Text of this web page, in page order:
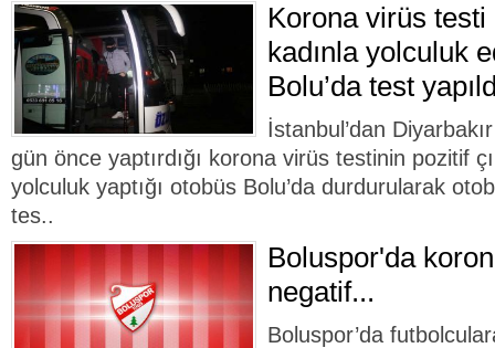
Korona virüs testi
kadınla yolculuk
Bolu’da test
İstanbul’dan
gün önce yaptırdığı korona virüs testinin pozitif
yolculuk yaptığı otobüs Bolu’da durdurularak
tes..
Boluspor'da
negatif...
Boluspor’da